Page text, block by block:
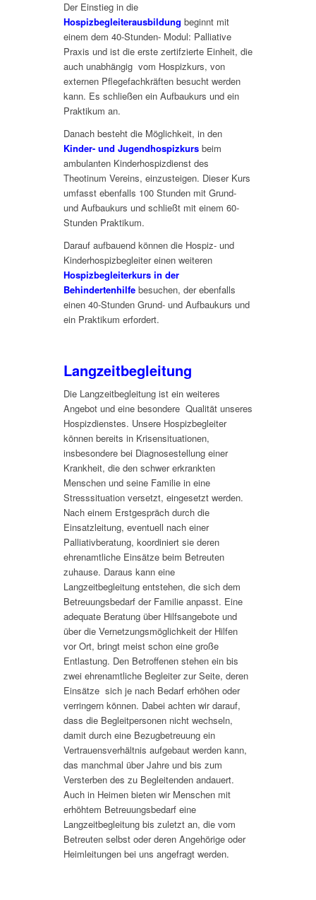
Der Einstieg in die
Hospizbegleiterausbildung beginnt mit
einem dem 40-Stunden- Modul: Palliative
Praxis und ist die erste zertifzierte Einheit, die
auch unabhängig vom Hospizkurs, von
externen Pflegefachkräften besucht werden
kann. Es schließen ein Aufbaukurs und ein
Praktikum an.
Danach besteht die Möglichkeit, in den
Kinder- und Jugendhospizkurs beim
ambulanten Kinderhospizdienst des
Theotinum Vereins, einzusteigen. Dieser Kurs
umfasst ebenfalls 100 Stunden mit Grund-
und Aufbaukurs und schließt mit einem 60-
Stunden Praktikum.
Darauf aufbauend können die Hospiz- und
Kinderhospizbegleiter einen weiteren
Hospizbegleiterkurs in der
Behindertenhilfe besuchen, der ebenfalls
einen 40-Stunden Grund- und Aufbaukurs und
ein Praktikum erfordert.
Langzeitbegleitung
Die Langzeitbegleitung ist ein weiteres
Angebot und eine besondere Qualität unseres
Hospizdienstes. Unsere Hospizbegleiter
können bereits in Krisensituationen,
insbesondere bei Diagnosestellung einer
Krankheit, die den schwer erkrankten
Menschen und seine Familie in eine
Stresssituation versetzt, eingesetzt werden.
Nach einem Erstgespräch durch die
Einsatzleitung, eventuell nach einer
Palliativberatung, koordiniert sie deren
ehrenamtliche Einsätze beim Betreuten
zuhause. Daraus kann eine
Langzeitbegleitung entstehen, die sich dem
Betreuungsbedarf der Familie anpasst. Eine
adequate Beratung über Hilfsangebote und
über die Vernetzungsmöglichkeit der Hilfen
vor Ort, bringt meist schon eine große
Entlastung. Den Betroffenen stehen ein bis
zwei ehrenamtliche Begleiter zur Seite, deren
Einsätze sich je nach Bedarf erhöhen oder
verringern können. Dabei achten wir darauf,
dass die Begleitpersonen nicht wechseln,
damit durch eine Bezugbetreuung ein
Vertrauensverhältnis aufgebaut werden kann,
das manchmal über Jahre und bis zum
Versterben des zu Begleitenden andauert.
Auch in Heimen bieten wir Menschen mit
erhöhtem Betreuungsbedarf eine
Langzeitbegleitung bis zuletzt an, die vom
Betreuten selbst oder deren Angehörige oder
Heimleitungen bei uns angefragt werden.